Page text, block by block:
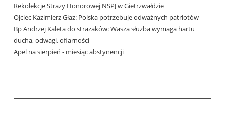
Rekolekcje Straży Honorowej NSPJ w Gietrzwałdzie
Ojciec Kazimierz Głaz: Polska potrzebuje odważnych patriotów
Bp Andrzej Kaleta do strażaków: Wasza służba wymaga hartu
ducha, odwagi, ofiarności
Apel na sierpień - miesiąc abstynencji